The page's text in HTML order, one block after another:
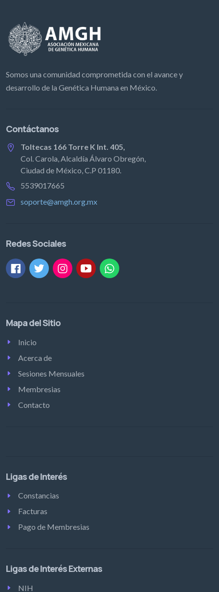
Somos una comunidad comprometida con el avance y
desarrollo de la Genética Humana en México.
Contáctanos
Toltecas 166 Torre K Int. 405,
Col. Carola, Alcaldía Álvaro Obregón,
Ciudad de México, C.P 01180.
5539017665
soporte@amgh.org.mx
Redes Sociales
Mapa del Sitio
Inicio
Acerca de
Sesiones Mensuales
Membresias
Contacto
Ligas de Interés
Constancias
Facturas
Pago de Membresias
Ligas de Interés Externas
NIH